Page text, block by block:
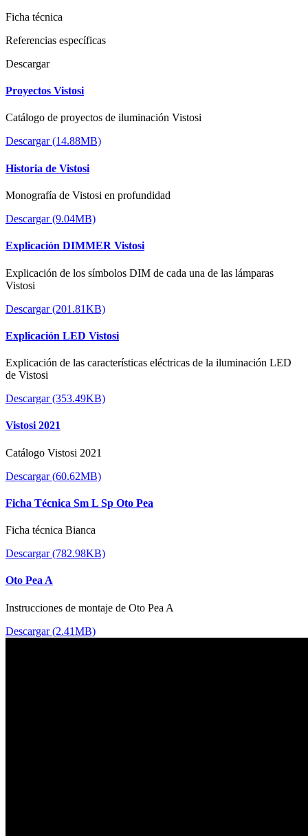
Ficha técnica
Referencias específicas
Descargar
Proyectos Vistosi
Catálogo de proyectos de iluminación Vistosi
Descargar (14.88MB)
Historia de Vistosi
Monografía de Vistosi en profundidad
Descargar (9.04MB)
Explicación DIMMER Vistosi
Explicación de los símbolos DIM de cada una de las lámparas
Vistosi
Descargar (201.81KB)
Explicación LED Vistosi
Explicación de las características eléctricas de la iluminación LED
de Vistosi
Descargar (353.49KB)
Vistosi 2021
Catálogo Vistosi 2021
Descargar (60.62MB)
Ficha Técnica Sm L Sp Oto Pea
Ficha técnica Bianca
Descargar (782.98KB)
Oto Pea A
Instrucciones de montaje de Oto Pea A
Descargar (2.41MB)